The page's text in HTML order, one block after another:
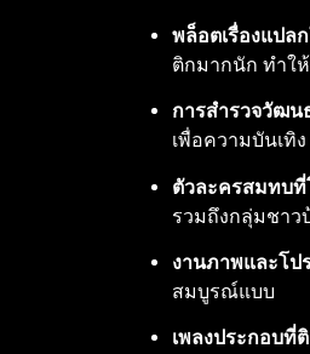
พล็อตเรื่องแปล
ติกมากนัก ทำใ
การสำรวจวัฒน
เพื่อความบันเทิ
ตัวละครสมทบที่
รวมถึงกลุ่มชาว
งานภาพและโ
สมบูรณ์แบบ
เพลงประกอบที่